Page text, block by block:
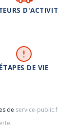
ÉTAPES DE VIE
de service-
.